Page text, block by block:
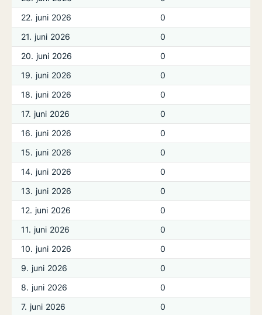
22. juni 2026
0
21. juni 2026
0
20. juni 2026
0
19. juni 2026
0
18. juni 2026
0
17. juni 2026
0
16. juni 2026
0
15. juni 2026
0
14. juni 2026
0
13. juni 2026
0
12. juni 2026
0
11. juni 2026
0
10. juni 2026
0
9. juni 2026
0
8. juni 2026
0
7. juni 2026
0